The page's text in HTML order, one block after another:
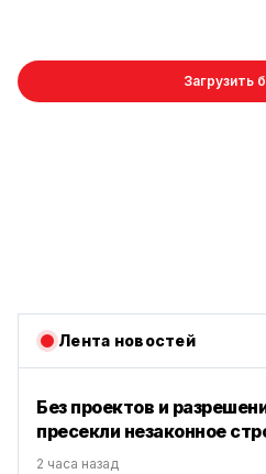
Загрузить
Лента новостей
Без проектов и
пресекли незаконное
2 часа назад